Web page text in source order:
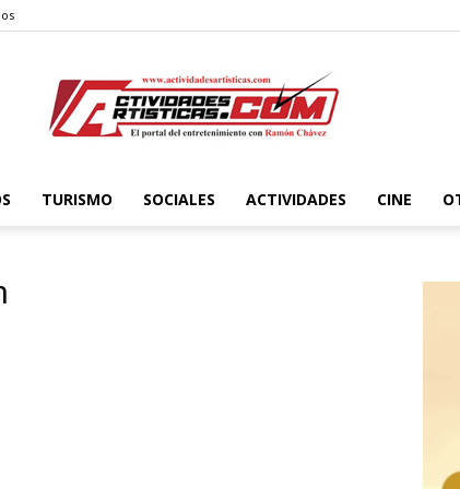
Actividadesartisticas.com
TURISMO SOCIALES ACTIVIDADES CINE